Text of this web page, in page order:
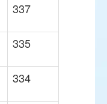
337
335
334